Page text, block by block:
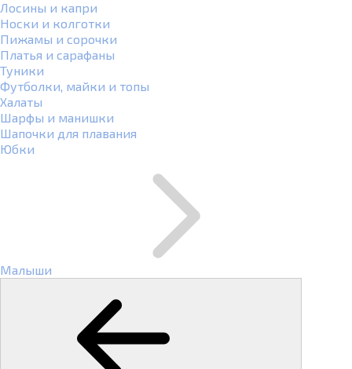
Лосины и капри
Носки и колготки
Пижамы и сорочки
Платья и сарафаны
Туники
Футболки, майки и топы
Халаты
Шарфы и манишки
Шапочки для плавания
Юбки
Малыши